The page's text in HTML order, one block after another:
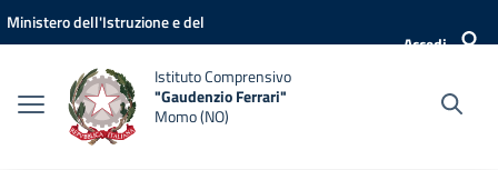
Vai ai contenuti
Vai al menu di navigazione
Vai al footer
Ministero dell'Istruzione e del
Accedi
Istituto Comprensivo
"Gaudenzio Ferrari"
Momo (NO)